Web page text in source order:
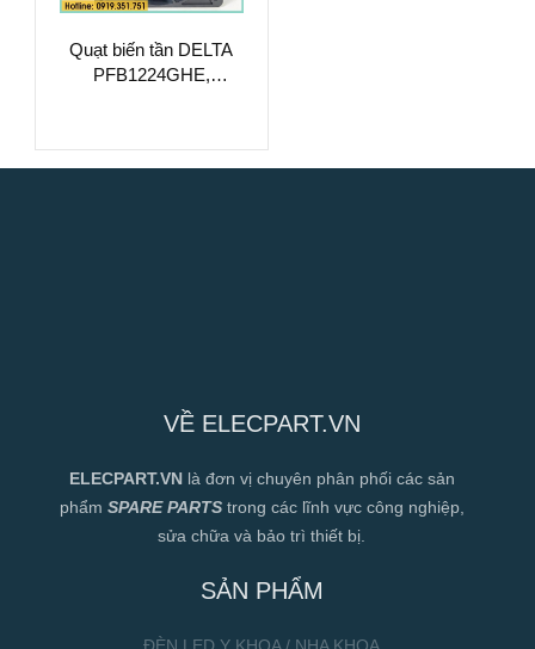
Quạt biến tần DELTA
PFB1224GHE,
VỀ ELECPART.VN
ELECPART.VN là đơn vị chuyên phân phối các sản
phẩm SPARE PARTStrong các lĩnh vực công nghiệp,
sửa chữa và bảo trì thiết bị.
SẢN PHẨM
ĐÈN LED Y KHOA / NHA KHOA